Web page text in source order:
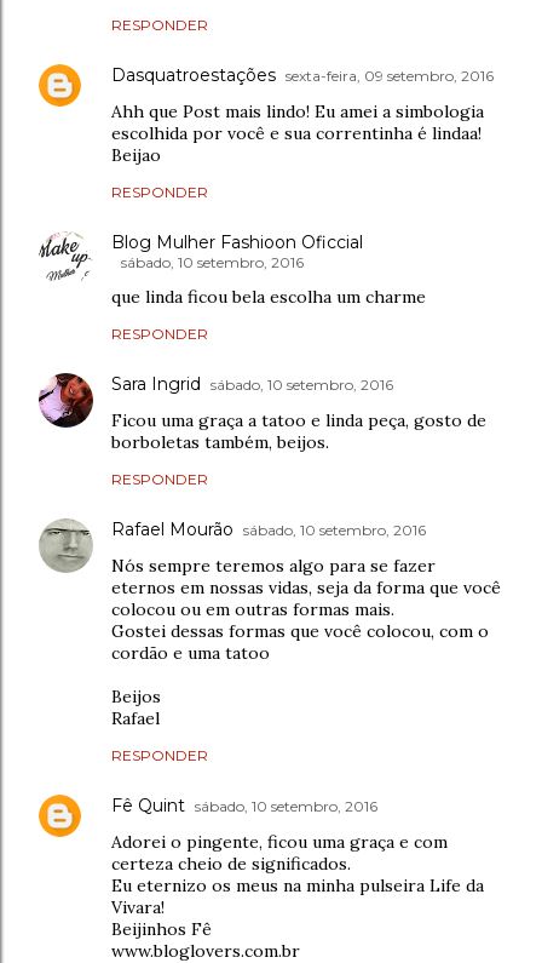
RESPONDER
Dasquatroestações sexta-feira, 09 setembro, 2016
Ahh que Post mais lindo! Eu amei a simbologia
escolhida por você e sua correntinha é lindaa!
Beijao
RESPONDER
Blog Mulher Fashioon Oficcial
sábado, 10 setembro, 2016
que linda ficou bela escolha um charme
RESPONDER
Sara Ingrid sábado, 10 setembro, 2016
Ficou uma graça a tatoo e linda peça, gosto de
borboletas também, beijos.
RESPONDER
Rafael Mourão sábado, 10 setembro, 2016
Nós sempre teremos algo para se fazer
eternos em nossas vidas, seja da forma que você
colocou ou em outras formas mais.
Gostei dessas formas que você colocou, com o
cordão e uma tatoo
Beijos
Rafael
RESPONDER
Fê Quint sábado, 10 setembro, 2016
Adorei o pingente, ficou uma graça e com
certeza cheio de significados.
Eu eternizo os meus na minha pulseira Life da
Vivara!
Beijinhos Fê
www.bloglovers.com.br